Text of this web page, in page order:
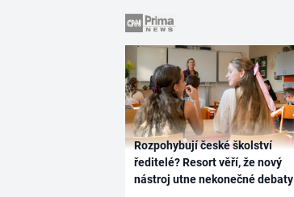
Rozpohybují české školství
ředitelé? Resort věří, že nový
nástroj utne nekonečné debaty